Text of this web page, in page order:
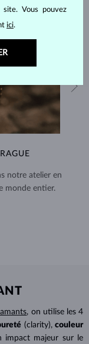
notre atelier en
monde entier.
, on utilise les 4
(clarity), couleur
impact majeur sur le
site. Vous pouvez
ici.